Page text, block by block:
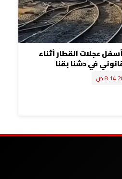
عجلات القطار أثناء
في دشنا بقنا